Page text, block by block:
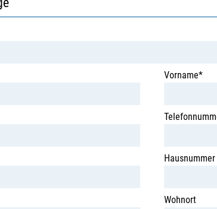
Vorname*
Hausnummer
Wohnort